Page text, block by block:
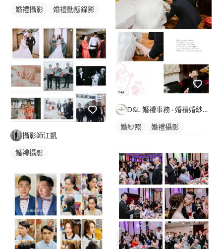
婚禮攝影
婚禮動態錄影
攝影師江凱
婚禮攝影
D&L 婚禮事務 · 婚禮婚紗攝影
婚紗照
婚禮攝影
婚禮平面攝影